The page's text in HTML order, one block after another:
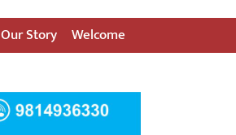
Our Story Welcome